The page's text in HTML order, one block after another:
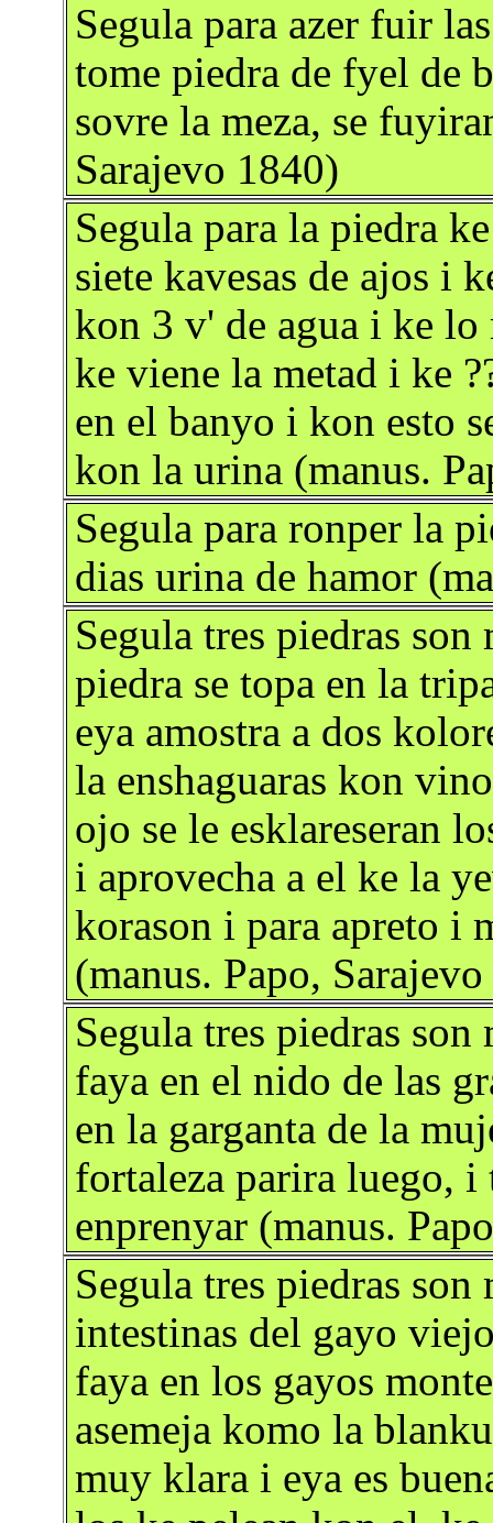
Segula para azer fuir
tome piedra de fyel de
sovre la meza, se
Sarajevo 1840)
Segula para la piedra
siete kavesas de ajos i
kon 3 v' de agua i ke lo
ke viene la metad i ke
en el banyo i kon esto
kon la urina (manus.
Segula para ronper la
dias urina de hamor
Segula tres piedras son
piedra se topa en la
eya amostra a dos
la enshaguaras kon
ojo se le esklareseran
i aprovecha a el ke la
korason i para apreto i
(manus. Papo,
Segula tres piedras son
faya en el nido de las
en la garganta de la
fortaleza parira luego, i
enprenyar (manus.
Segula tres piedras son
intestinas del gayo
faya en los gayos
asemeja komo la
muy klara i eya es